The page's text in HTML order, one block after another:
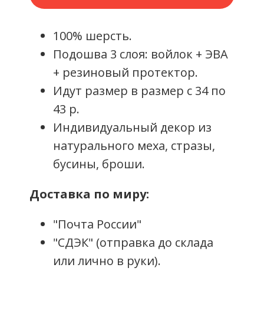
100% шерсть.
Подошва 3 слоя: войлок + ЭВА
+ резиновый протектор.
Идут размер в размер с 34 по
43 р.
Индивидуальный декор из
натурального меха, стразы,
бусины, броши.
Доставка по миру:
"Почта России"
"СДЭК" (отправка до склада
или лично в руки).